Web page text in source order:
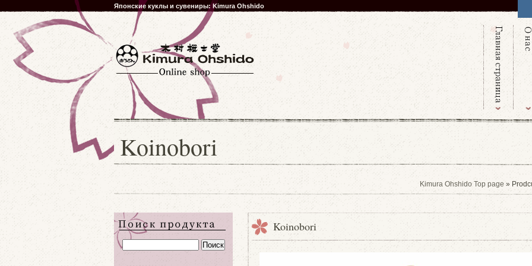
Японские куклы и сувениры: Kimura Ohshido
Koinobori
Kimura Ohshido Top page »
Koinobori